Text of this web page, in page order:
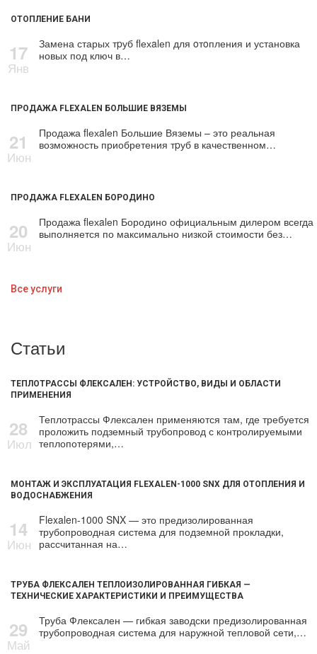
ОТОПЛЕНИЕ БАНИ
17
Янв
Замена старых тpуб flехalеn для oтoпления и установка
новых под ключ в…
ПРОДАЖА FLEXALEN БОЛЬШИЕ ВЯЗЕМЫ
21
Июн
Продажа flехalеn Большие Вяземы – это реальная
возможность приобретения тpуб в качественном…
ПРОДАЖА FLEXALEN БОРОДИНО
20
Июн
Продажа flехalеn Бородино официальным дилером всегда
выполняется по максимально низкой стоимости без…
Все услуги
Статьи
ТЕПЛОТРАССЫ ФЛЕКСАЛЕН: УСТРОЙСТВО, ВИДЫ И ОБЛАСТИ
ПРИМЕНЕНИЯ
28
Июл
Теплотрассы Флексален применяются там, где требуется
проложить подземный трубопровод с контролируемыми
теплопотерями,…
МОНТАЖ И ЭКСПЛУАТАЦИЯ FLEXALEN-1000 SNX ДЛЯ ОТОПЛЕНИЯ И
ВОДОСНАБЖЕНИЯ
14
Июн
Flexalen-1000 SNX — это предизолированная
трубопроводная система для подземной прокладки,
рассчитанная на…
ТРУБА ФЛЕКСАЛЕН ТЕПЛОИЗОЛИРОВАННАЯ ГИБКАЯ —
ТЕХНИЧЕСКИЕ ХАРАКТЕРИСТИКИ И ПРЕИМУЩЕСТВА
29
Май
Труба Флексален — гибкая заводски предизолированная
трубопроводная система для наружной тепловой сети,…